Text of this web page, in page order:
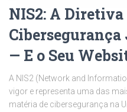
NIS2: A
— E o Seu
A NIS2 (Network and
vigor e representa uma das
matéria de cibersegurança na